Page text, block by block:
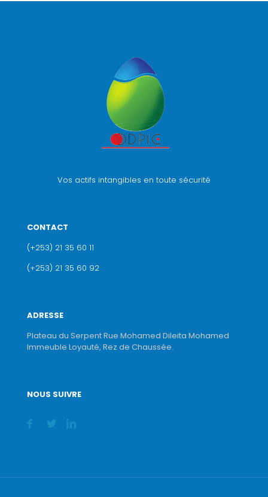
Vos actifs intangibles en toute sécurité
CONTACT
(+253) 21 35 60 11
(+253) 21 35 60 92
ADRESSE
Plateau du Serpent Rue Mohamed Dileita Mohamed
Immeuble Loyauté, Rez de Chaussée.
NOUS SUIVRE